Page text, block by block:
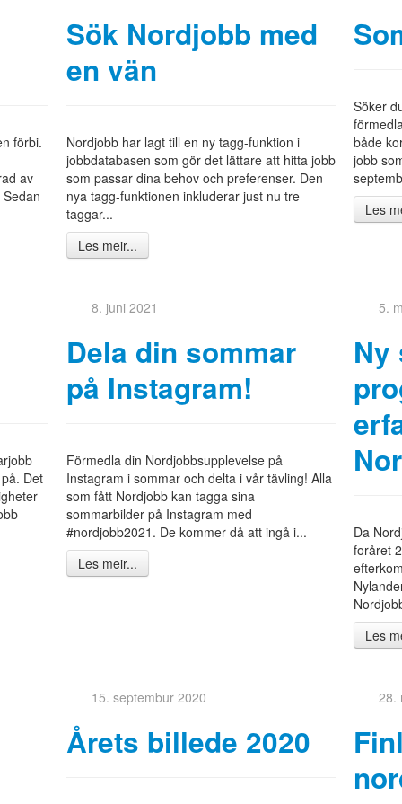
förbi.
av
Sök Nordjobb med
en vän
Nordjobb har lagt till en ny tagg-funktion i
jobbdatabasen som gör det lättare att hitta jobb
som passar dina behov och preferenser. Den
nya tagg-funktionen inkluderar just nu tre
taggar...
Les meir...
Söker
både
jobb
Les
Det
8. juni 2021
Dela din sommar
på Instagram!
Förmedla din Nordjobbsupplevelse på
Instagram i sommar och delta i vår tävling! Alla
som fått Nordjobb kan tagga sina
sommarbilder på Instagram med
#nordjobb2021. De kommer då att ingå i...
Les meir...
5.
Ny
Da
foråret
Les
15. septembur 2020
Årets billede 2020
28.